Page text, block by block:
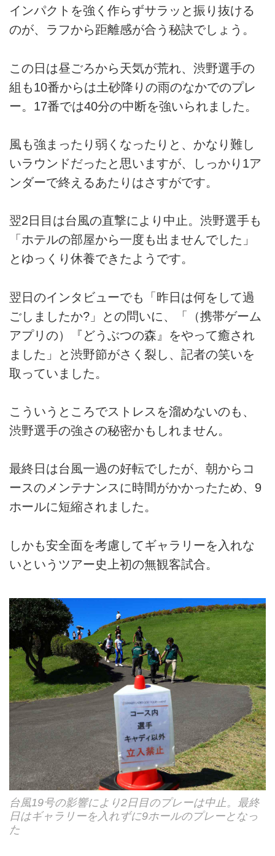
インパクトを強く作らずサラッと振り抜ける
のが、ラフから距離感が合う秘訣でしょう。
この日は昼ごろから天気が荒れ、渋野選手の
組も10番からは土砂降りの雨のなかでのプレ
ー。17番では40分の中断を強いられました。
風も強まったり弱くなったりと、かなり難し
いラウンドだったと思いますが、しっかり1ア
ンダーで終えるあたりはさすがです。
翌2日目は台風の直撃により中止。渋野選手も
「ホテルの部屋から一度も出ませんでした」
とゆっくり休養できたようです。
翌日のインタビューでも「昨日は何をして過
ごしましたか?」との問いに、「（携帯ゲーム
アプリの）『どうぶつの森』をやって癒され
ました」と渋野節がさく裂し、記者の笑いを
取っていました。
こういうところでストレスを溜めないのも、
渋野選手の強さの秘密かもしれません。
最終日は台風一過の好転でしたが、朝からコ
ースのメンテナンスに時間がかかったため、9
ホールに短縮されました。
しかも安全面を考慮してギャラリーを入れな
いというツアー史上初の無観客試合。
台風19号の影響により2日目のプレーは中止。最終
日はギャラリーを入れずに9ホールのプレーとなっ
た